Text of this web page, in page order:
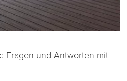
Fragen und Antworten mit